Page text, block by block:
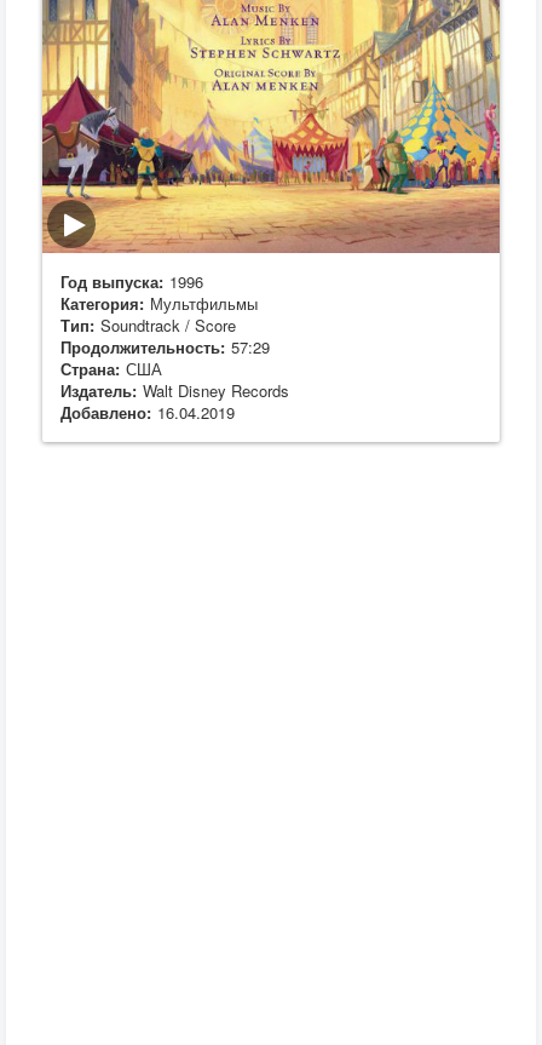
Год выпуска: 1996
Категория: Мультфильмы
Тип: Soundtrack / Score
Продолжительность: 57:29
Страна: США
Издатель: Walt Disney Records
Добавлено: 16.04.2019